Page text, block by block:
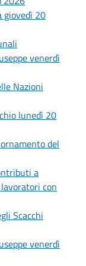
giovedì 20
venerdì
Nazioni
lunedì 20
del
a
con
Scacchi
venerdì